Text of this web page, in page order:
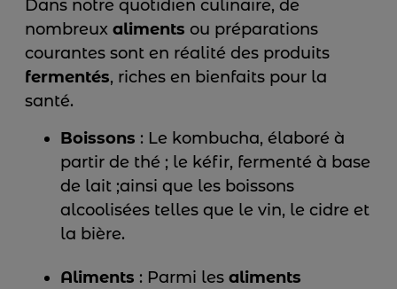
Dans notre quotidien culinaire, de
nombreux aliments ou préparations
courantes sont en réalité des produits
fermentés, riches en bienfaits pour la
santé.
Boissons : Le kombucha, élaboré à
partir de thé ; le kéfir, fermenté à base
de lait ;ainsi que les boissons
alcoolisées telles que le vin, le cidre et
la bière.
Aliments : Parmi les aliments